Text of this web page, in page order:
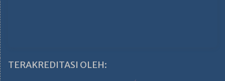
TERAKREDITASI OLEH: